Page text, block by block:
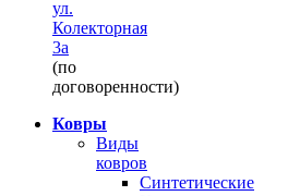
ул.
Колекторная
3а
(по
договоренности)
Ковры
Виды
ковров
Синтетические